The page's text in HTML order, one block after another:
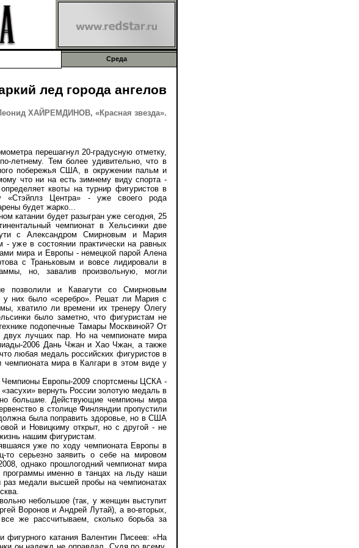
Среда
лед города ангелов
ХАЙРЕМДИНОВ, «Красная звезда».
перешагнул 20-градусную отметку,
летнему. Тем более удивительно, что в
побережья США, в окружении пальм и
что ни на есть зимнему виду спорта -
квоты на турнир фигуристов в
«Стэйплз Центра» - уже своего рода
будет жарко...
катании будет разыгран уже сегодня, 25
чемпионат в Хельсинки две
с Александром Смирновым и Мария
уже в состоянии практически на равных
мира и Европы - немецкой парой Алена
с Траньковым и вовсе лидировали в
но, завалив произвольную, могли
и Кавагути со Смирновым
у них было «серебро». Решат ли Мария с
хватило ли времени их тренеру Олегу
было заметно, что фигуристам не
подопечные Тамары Москвиной? От
двух лучших пар. Но на чемпионате мира
2006 Дань Чжан и Хао Чжан, а также
любая медаль российских фигуристов в
чемпионата мира в Калгари в этом виде у
Европы-2009 спортсмены ЦСКА -
вернуть России золотую медаль в
большие. Действующие чемпионы мира
в столице Финляндии пропустили
была поправить здоровье, но в США
и Новицкиму открыт, но с другой - не
нашим фигуристам.
уже по ходу чемпионата Европы в
то серьезно заявить о себе на мировом
однако прошлогодний чемпионат мира
программы именно в танцах на льду наши
медали высшей пробы на чемпионатах
небольшое (так, у женщин выступит
Воронов и Андрей Лутай), а во-вторых,
же рассчитываем, сколько борьба за
катания Валентин Писеев: «На